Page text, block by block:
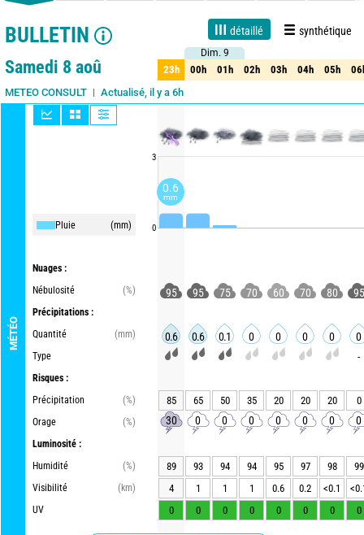
BULLETIN détaillé synthétique
1 jour 3 jours 7 jours 15 jours Fiabilité 85%
Samedi 8 aoû
METEO CONSULT Actualisé, il y a 6h
MÉTÉO
Pluie (mm)
Nuages :
Nébulosité
(%)
Précipitations :
Quantité
(mm)
Type
Risques :
Précipitation
(%)
Orage
(%)
Luminosité :
Humidité
(%)
Visibilité
(km)
UV
3
0
Dim. 9
23h 00h 01h 02h 03h 04h 05h
Dim. 9
23h 00h 01h 02h 03h 04h 05h
95 95 75 70 60 70 80 95
0.6 0.6 0.1 0 0 0 0 0
-
85 65 50 35 20 20 20 0
30 0 0 0 0 0 0 0
89 93 94 94 95 97 98
99
4
1 1 1 0.6 0.2 <0.1
0
0 0 0 0 0 0 0
0.6
mm